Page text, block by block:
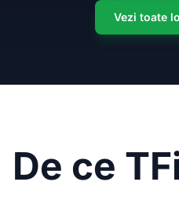
Vezi toate
De ce